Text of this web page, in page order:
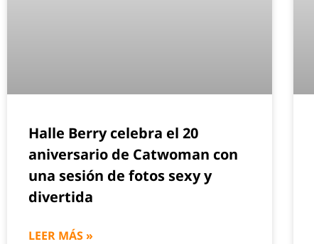
Halle Berry celebra el 20
aniversario de Catwoman con
una sesión de fotos sexy y
divertida
LEER MÁS »